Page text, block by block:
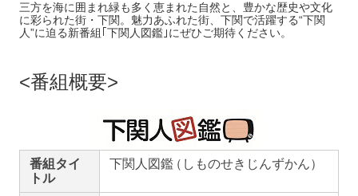
三方を海に囲まれ緑も多く恵まれた自然と、豊かな歴史や文化
に彩られた街・下関。魅力あふれた街、下関で活躍する“下関
人”に迫る新番組｢下関人図鑑｣にぜひご期待ください。
番組概要
番組タイ
トル
下関人図鑑（しものせきじんずかん）